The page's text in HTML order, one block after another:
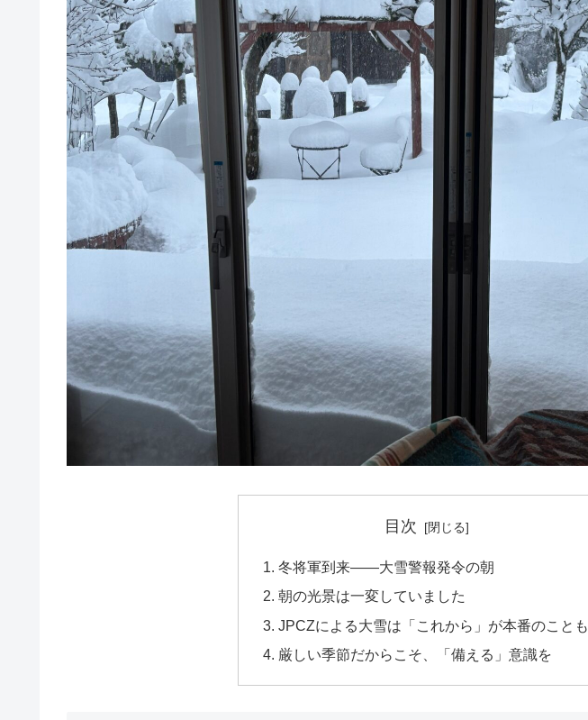
目次
冬将軍到来――大雪警報発令の朝
朝の光景は一変していました
JPCZによる大雪は「これから」が本番のことも
厳しい季節だからこそ、「備える」意識を